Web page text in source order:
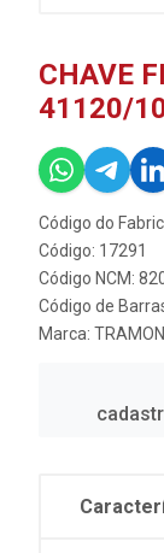
CHAVE
41120/
Código do
Código: 17291
Código NCM:
Código de
Marca: